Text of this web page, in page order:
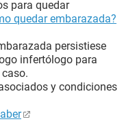
para quedar
quedar embarazada?
persistiese
infertólogo para
y condiciones